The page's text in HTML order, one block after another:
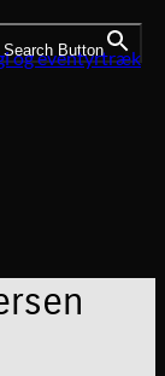
Search Button
og eventyrtræk